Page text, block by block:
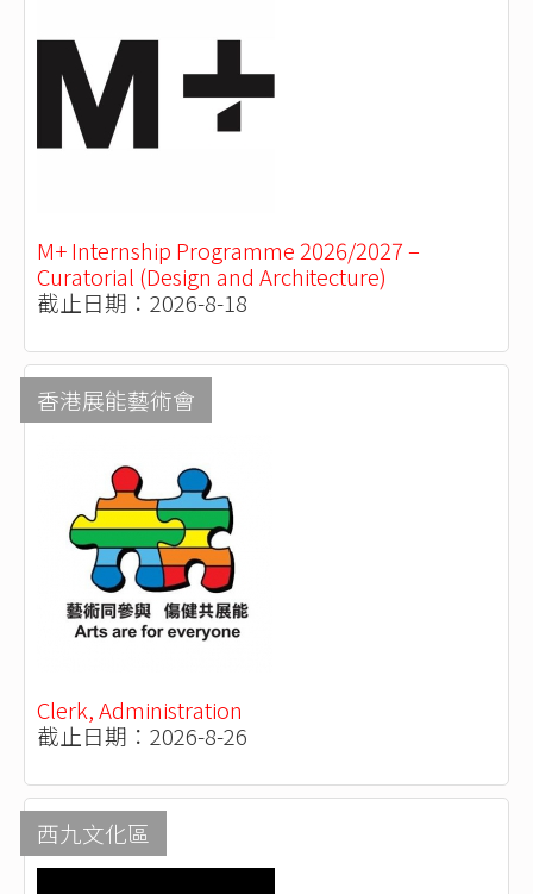
M+ Internship Programme 2026/2027 –
Curatorial (Design and Architecture)
截止日期：2026-8-18
香港展能藝術會
Clerk, Administration
截止日期：2026-8-26
西九文化區